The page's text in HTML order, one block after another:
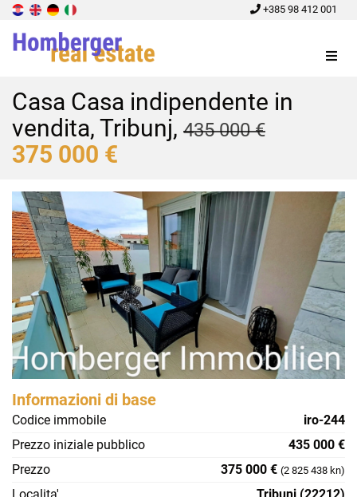
+385 98 412 001
Menu
Casa Casa indipendente in
vendita, Tribunj, 435 000 €
375 000 €
Informazioni di base
Codice immobile
iro-244
Prezzo iniziale pubblico
435 000 €
Prezzo
375 000 € (2 825 438 kn)